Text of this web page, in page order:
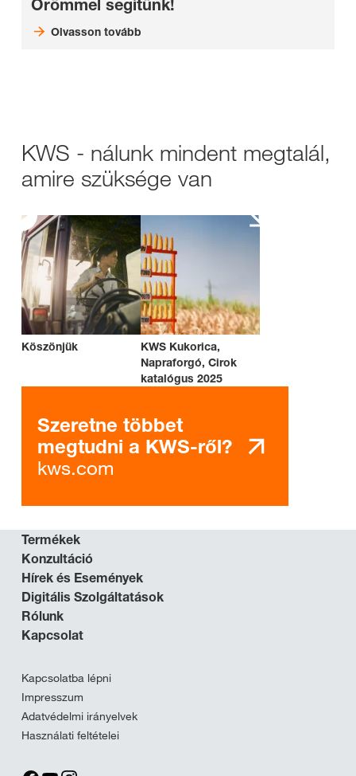
Örömmel segítünk!
Olvasson tovább
KWS - nálunk mindent megtalál,
amire szüksége van
Köszönjük
KWS Kukorica,
Napraforgó, Cirok
katalógus 2025
Szeretne többet
megtudni a KWS-ről?
kws.com
Termékek
Konzultáció
Hírek és Események
Digitális Szolgáltatások
Rólunk
Kapcsolat
Kapcsolatba lépni
Impresszum
Adatvédelmi irányelvek
Használati feltételei